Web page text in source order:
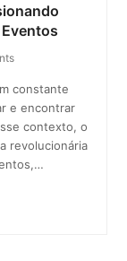
constante
e encontrar
contexto, o
revolucionária